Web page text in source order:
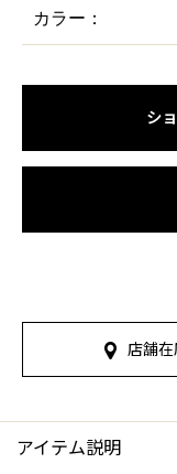
カラー：
シ
店舗
アイテム説明